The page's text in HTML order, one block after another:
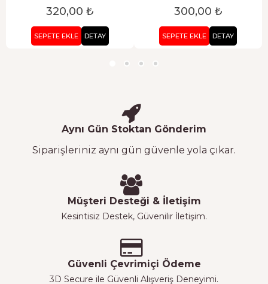
Dayanıklı Karavan LPG
320,00 ₺
SEPETE EKLE DETAY
300,00 ₺
SEPETE EKLE DETAY
Aynı Gün Stoktan Gönderim
Siparişleriniz aynı gün güvenle yola çıkar.
Müşteri Desteği & İletişim
Kesintisiz Destek, Güvenilir İletişim.
Güvenli Çevrimiçi Ödeme
3D Secure ile Güvenli Alışveriş Deneyimi.